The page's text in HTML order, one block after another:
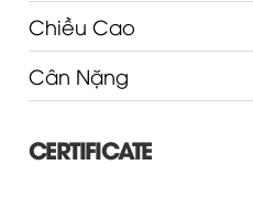
Chiều Cao
Cân Nặng
CERTIFICATE